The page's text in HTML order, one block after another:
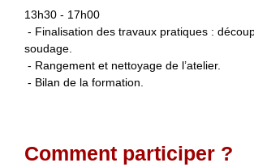
13h30 - 17h00
- Finalisation des travaux pratiques :
soudage.
- Rangement et nettoyage de l’atelier.
- Bilan de la formation.
Comment participer ?